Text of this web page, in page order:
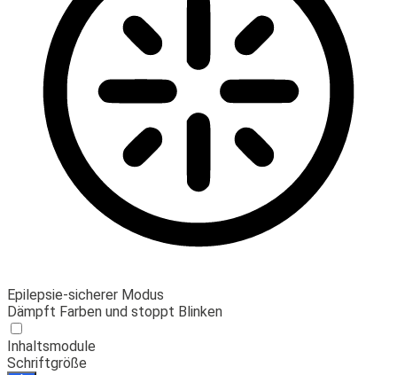
Epilepsie-sicherer Modus
Dämpft Farben und stoppt Blinken
Inhaltsmodule
Schriftgröße